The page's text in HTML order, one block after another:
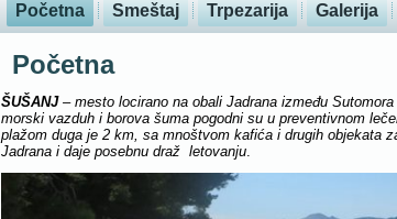
Početna Smeštaj Trpezarija Galerija
Početna
ŠUŠANJ– mesto locirano na obali Jadrana između
morski vazduh i borova šuma pogodni su u preventivnom
plažom duga je 2 km, sa mnoštvom kafića i drugih objekata
Jadrana i daje posebnu draž letovanju.